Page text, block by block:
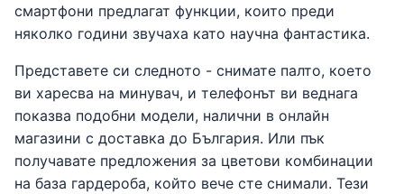
смартфони предлагат функции, които преди
няколко години звучаха като научна фантастика.
Представете си следното - снимате палто, което
ви харесва на минувач, и телефонът ви веднага
показва подобни модели, налични в онлайн
магазини с доставка до България. Или пък
получавате предложения за цветови комбинации
на база гардероба, който вече сте снимали. Тези